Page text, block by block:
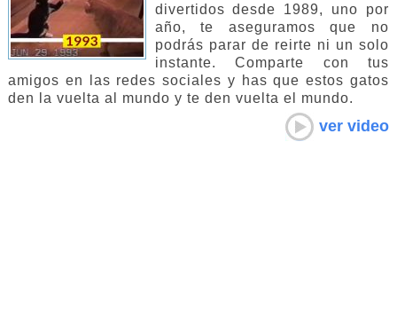
divertidos desde 1989, uno por
año, te aseguramos que no
podrás parar de reirte ni un solo
instante. Comparte con tus
amigos en las redes sociales y has que estos gatos
den la vuelta al mundo y te den vuelta el mundo.
ver video